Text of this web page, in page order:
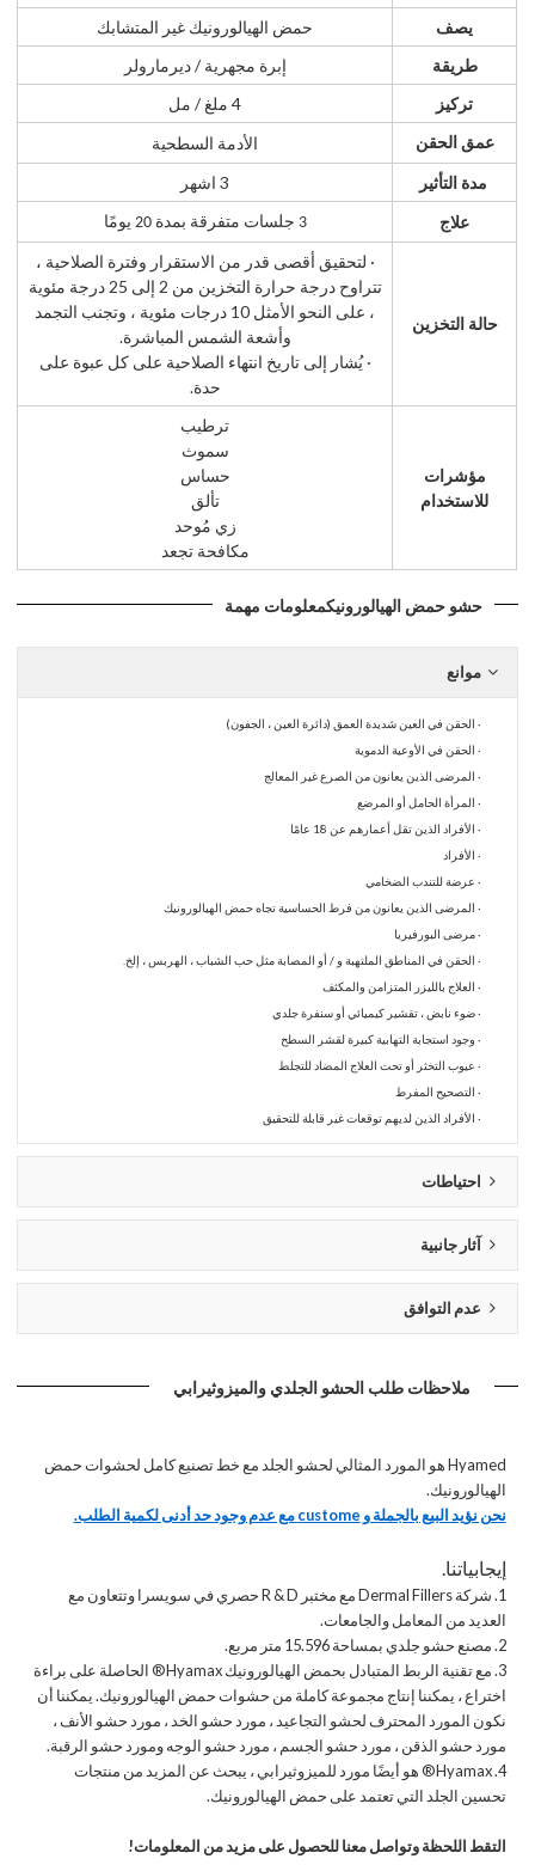
يصف
حمض الهيالورونيك غير المتشابك
طريقة
إبرة مجهرية / ديرمارولر
تركيز
4 ملغ / مل
عمق الحقن
الأدمة السطحية
مدة التأثير
3 اشهر
علاج
3 جلسات متفرقة بمدة 20 يومًا
حالة التخزين
· لتحقيق أقصى قدر من الاستقرار وفترة الصلاحية ،
تتراوح درجة حرارة التخزين من 2 إلى 25 درجة مئوية
، على النحو الأمثل 10 درجات مئوية ، وتجنب التجمد
وأشعة الشمس المباشرة.
· يُشار إلى تاريخ انتهاء الصلاحية على كل عبوة على
حدة.
مؤشرات
للاستخدام
ترطيب
سموث
حساس
تألق
زي مُوحد
مكافحة تجعد
حشو حمض الهيالورونيكمعلومات مهمة
موانع
· الحقن في العين شديدة العمق (دائرة العين ، الجفون)
· الحقن في الأوعية الدموية
· المرضى الذين يعانون من الصرع غير المعالج
· المرأة الحامل أو المرضع
· الأفراد الذين تقل أعمارهم عن 18 عامًا
· الأفراد
· عرضة للتندب الضخامي
· المرضى الذين يعانون من فرط الحساسية تجاه حمض الهيالورونيك
· مرضى البورفيريا
· الحقن في المناطق الملتهبة و / أو المصابة مثل حب الشباب ، الهربس ، إلخ.
· العلاج بالليزر المتزامن والمكثف
· ضوء نابض ، تقشير كيميائي أو سنفرة جلدي
· وجود استجابة التهابية كبيرة لقشر السطح
· عيوب التخثر أو تحت العلاج المضاد للتجلط
· التصحيح المفرط
· الأفراد الذين لديهم توقعات غير قابلة للتحقيق
احتياطات
آثار جانبية
عدم التوافق
ملاحظات طلب الحشو الجلدي والميزوثيرابي
Hyamed هو المورد المثالي لحشو الجلد مع خط تصنيع كامل لحشوات حمض
الهيالورونيك.
نحن نؤيد البيع بالجملة و custome مع عدم وجود حد أدنى لكمية الطلب.
إيجابياتنا.
1. شركة Dermal Fillers مع مختبر R & D حصري في سويسرا وتتعاون مع
العديد من المعامل والجامعات.
2. مصنع حشو جلدي بمساحة 15.596 متر مربع.
3. مع تقنية الربط المتبادل بحمض الهيالورونيك Hyamax® الحاصلة على براءة
اختراع ، يمكننا إنتاج مجموعة كاملة من حشوات حمض الهيالورونيك. يمكننا أن
نكون المورد المحترف لحشو التجاعيد ، مورد حشو الخد ، مورد حشو الأنف ،
مورد حشو الذقن ، مورد حشو الجسم ، مورد حشو الوجه ومورد حشو الرقبة.
4. Hyamax® هو أيضًا مورد للميزوثيرابي ، يبحث عن المزيد من منتجات
تحسين الجلد التي تعتمد على حمض الهيالورونيك.
التقط اللحظة وتواصل معنا للحصول على مزيد من المعلومات!